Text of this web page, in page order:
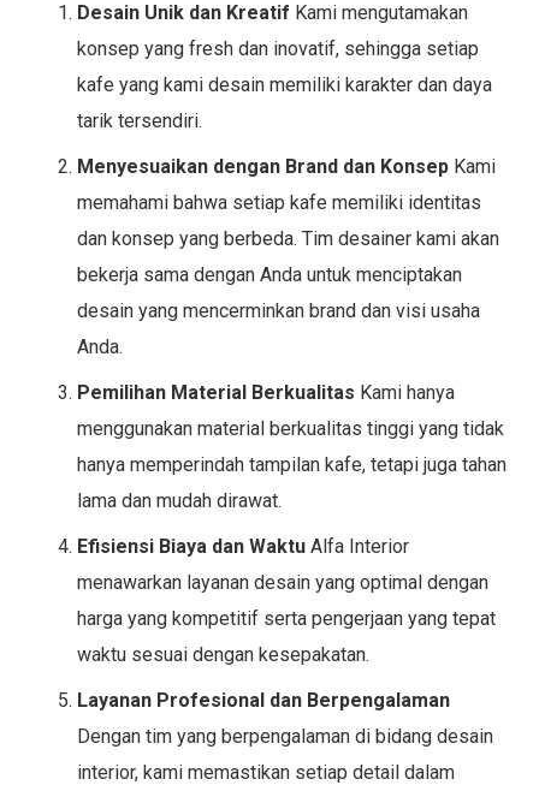
Desain Unik dan Kreatif Kami mengutamakan
konsep yang fresh dan inovatif, sehingga setiap
kafe yang kami desain memiliki karakter dan daya
tarik tersendiri.
Menyesuaikan dengan Brand dan Konsep Kami
memahami bahwa setiap kafe memiliki identitas
dan konsep yang berbeda. Tim desainer kami akan
bekerja sama dengan Anda untuk menciptakan
desain yang mencerminkan brand dan visi usaha
Anda.
Pemilihan Material Berkualitas Kami hanya
menggunakan material berkualitas tinggi yang tidak
hanya memperindah tampilan kafe, tetapi juga tahan
lama dan mudah dirawat.
Efisiensi Biaya dan Waktu Alfa Interior
menawarkan layanan desain yang optimal dengan
harga yang kompetitif serta pengerjaan yang tepat
waktu sesuai dengan kesepakatan.
Layanan Profesional dan Berpengalaman
Dengan tim yang berpengalaman di bidang desain
interior, kami memastikan setiap detail dalam